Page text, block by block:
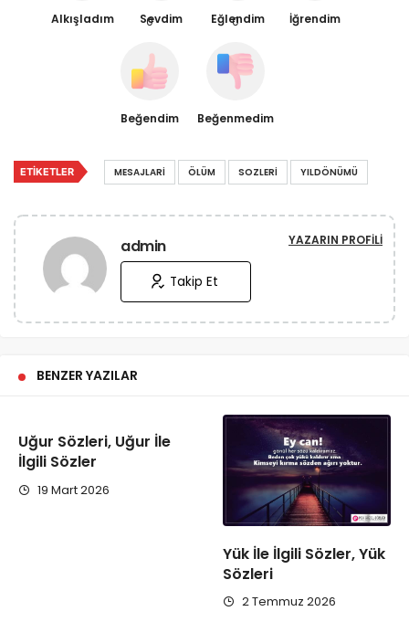
Alkışladım Sevdim Eğlendim İğrendim
0
Beğendim
0
Beğenmedim
ETIKETLER MESAJLARI ÖLÜM SOZLERI YILDÖNÜMÜ
admin YAZARIN PROFILI
Takip Et
BENZER YAZILAR
Uğur Sözleri, Uğur İle
İlgili Sözler
19 Mart 2026
Yük İle İlgili Sözler, Yük
Sözleri
2 Temmuz 2026